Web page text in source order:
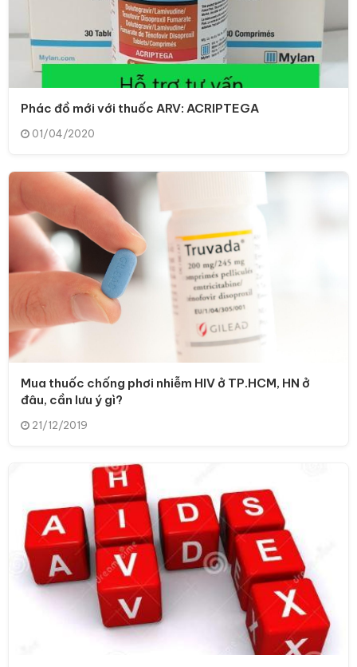
Phác đồ mới với thuốc ARV: ACRIPTEGA
01/04/2020
Mua thuốc chống phơi nhiễm HIV ở TP.HCM, HN ở
đâu, cần lưu ý gì?
21/12/2019